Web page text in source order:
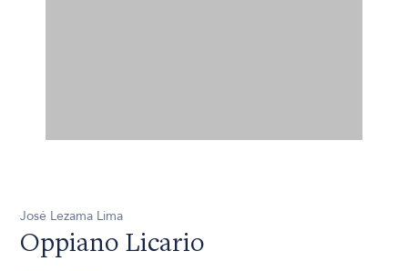
José Lezama Lima
Oppiano Licario